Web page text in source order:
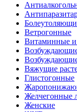
Ветрогонные
Витаминные
Возбуждающие
Вяжущие
Глистогонные
Желчегонные
Женские